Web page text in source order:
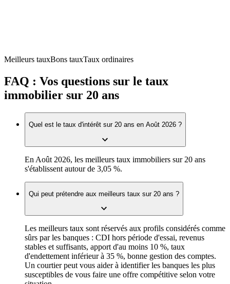
Meilleurs tauxBons tauxTaux ordinaires
FAQ : Vos questions sur le taux
immobilier sur 20 ans
Quel est le taux d'intérêt sur 20 ans en Août 2026 ?
En Août 2026, les meilleurs taux immobiliers sur 20 ans
s'établissent autour de 3,05 %.
Qui peut prétendre aux meilleurs taux sur 20 ans ?
Les meilleurs taux sont réservés aux profils considérés comme
sûrs par les banques : CDI hors période d'essai, revenus
stables et suffisants, apport d'au moins 10 %, taux
d'endettement inférieur à 35 %, bonne gestion des comptes.
Un courtier peut vous aider à identifier les banques les plus
susceptibles de vous faire une offre compétitive selon votre